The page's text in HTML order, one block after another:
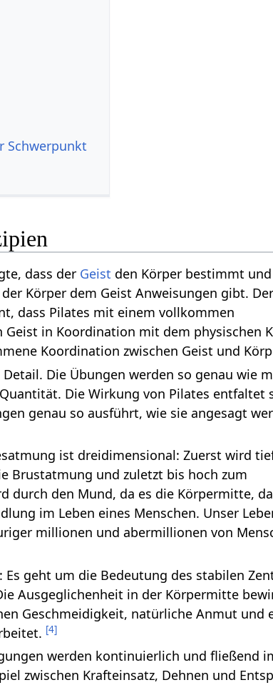
Schwerpunkt
dass der Geist den Körper bestimmt
Körper dem Geist Anweisungen gibt.
dass Pilates mit einem vollkommen
in Koordination mit dem physischen
Koordination zwischen Geist und
Die Übungen werden so genau wie
Die Wirkung von Pilates entfaltet
genau so ausführt, wie sie angesagt
ist dreidimensional: Zuerst wird
Brustatmung und zuletzt bis hoch zum
durch den Mund, da es die Körpermitte,
im Leben eines Menschen. Unser
millionen und abermillionen von
: Es geht um die Bedeutung des stabilen
Ausgeglichenheit in der Körpermitte
Geschmeidigkeit, natürliche Anmut und
[4]
werden kontinuierlich und fließend
zwischen Krafteinsatz, Dehnen und